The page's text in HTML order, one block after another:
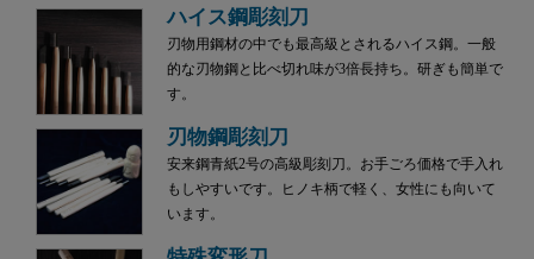
ハイス鋼彫刻刀
刃物用鋼材の中でも最高級とされるハイス鋼。一般
的な刃物鋼と比べ切れ味が3倍長持ち。研ぎも簡単で
す。
刃物鋼彫刻刀
安来鋼青紙2号の高級彫刻刀。お手ごろ価格で手入れ
もしやすいです。ヒノキ柄で軽く、女性にも向いて
います。